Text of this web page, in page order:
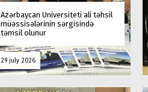
Azərbaycan Universiteti ali təhsil
müəssisələrinin sərgisində
təmsil olunur
29 july 2026